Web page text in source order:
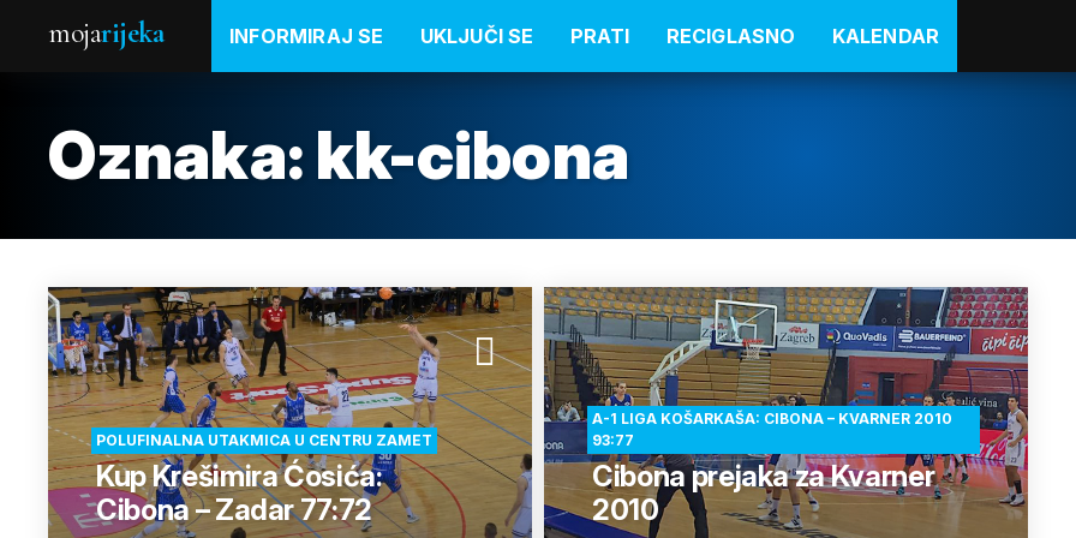
mojarijeka INFORMIRAJ SE UKLJUČI SE PRATI RECIGLASNO KALENDAR
Oznaka: kk-cibona
POLUFINALNA UTAKMICA U CENTRU ZAMET
Kup Krešimira Ćosića:
Cibona – Zadar 77:72
A-1 LIGA KOŠARKAŠA: CIBONA – KVARNER 2010
93:77
Cibona prejaka za Kvarner
2010